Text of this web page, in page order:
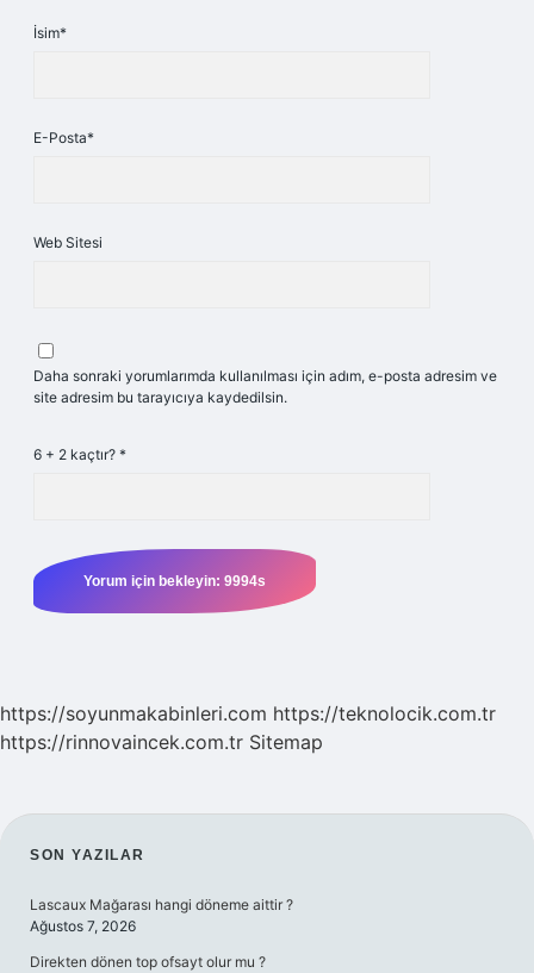
İsim*
E-Posta*
Web Sitesi
Daha sonraki yorumlarımda kullanılması için adım, e-posta adresim ve
site adresim bu tarayıcıya kaydedilsin.
6 + 2 kaçtır? *
https://soyunmakabinleri.com https://teknolocik.com.tr
https://rinnovaincek.com.tr Sitemap
SIDEBAR
SON YAZILAR
Lascaux Mağarası hangi döneme aittir ?
Ağustos 7, 2026
Direkten dönen top ofsayt olur mu ?